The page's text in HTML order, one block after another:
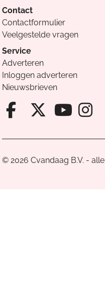
Contact
Contactformulier
Veelgestelde vragen
Service
Adverteren
Inloggen adverteren
Nieuwsbrieven
Facebook
X van
© 2026 Cvandaag B.V. -